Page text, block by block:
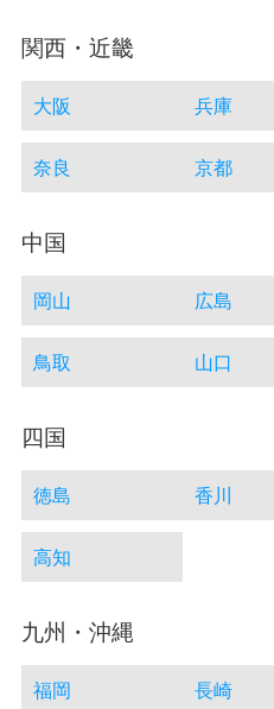
関西・近畿
大阪 兵庫
奈良 京都
中国
岡山 広島
鳥取 山口
四国
徳島 香川
高知
九州・沖縄
福岡 長崎